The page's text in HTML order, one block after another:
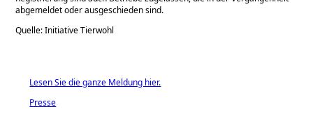
abgemeldet oder ausgeschieden sind.
Quelle: Initiative Tierwohl
Lesen Sie die ganze Meldung hier.
Presse